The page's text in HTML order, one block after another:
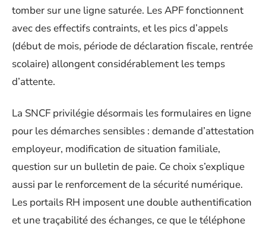
tomber sur une ligne saturée. Les APF fonctionnent
avec des effectifs contraints, et les pics d’appels
(début de mois, période de déclaration fiscale, rentrée
scolaire) allongent considérablement les temps
d’attente.
La SNCF privilégie désormais les formulaires en ligne
pour les démarches sensibles : demande d’attestation
employeur, modification de situation familiale,
question sur un bulletin de paie. Ce choix s’explique
aussi par le renforcement de la sécurité numérique.
Les portails RH imposent une double authentification
et une traçabilité des échanges, ce que le téléphone